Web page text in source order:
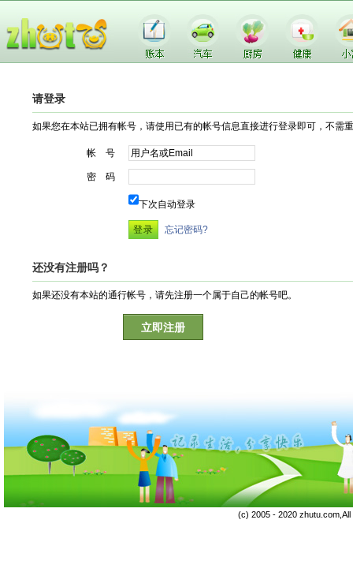
请登录
如果您在本站已拥有帐号，请使用已有的帐号信息直接进行登录即可，不需
帐 号
密 码
下次自动登录
忘记密码?
还没有注册吗？
如果还没有本站的通行帐号，请先注册一个属于自己的帐号吧。
立即注册
(c) 2005 - 2020